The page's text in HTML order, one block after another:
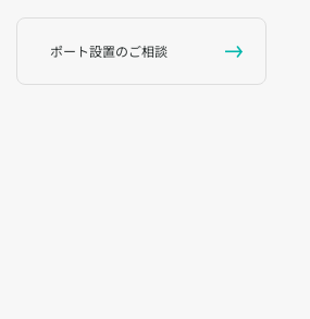
ポート設置のご相談